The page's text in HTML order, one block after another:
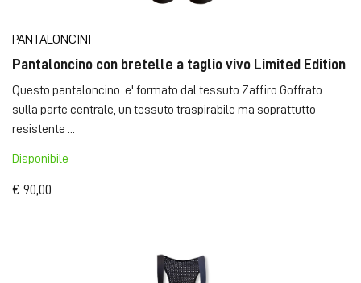
PANTALONCINI
Pantaloncino con bretelle a taglio vivo Limited Edition
Questo pantaloncino e' formato dal tessuto Zaffiro Goffrato
sulla parte centrale, un tessuto traspirabile ma soprattutto
resistente ...
Disponibile
€ 90,00